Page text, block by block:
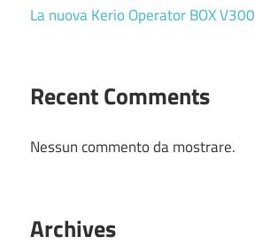
La nuova Kerio Operator BOX V300
Recent Comments
Nessun commento da mostrare.
Archives